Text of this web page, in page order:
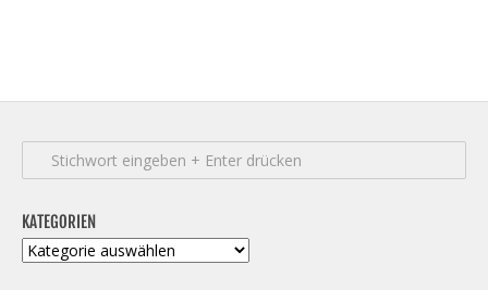
KATEGORIEN
Kategorien